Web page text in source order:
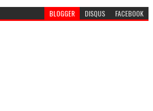
BLOGGER DISQUS FACEBOOK